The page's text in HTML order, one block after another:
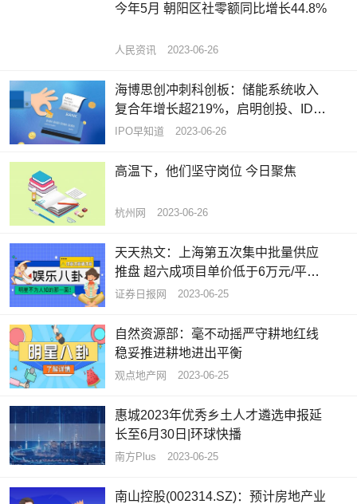
今年5月 朝阳区社零额同比增长44.8%
人民资讯 2023-06-26
海博思创冲刺科创板：储能系统收入
复合年增长超219%，启明创投、IDG
为股东 每日速讯
IPO早知道 2023-06-26
高温下，他们坚守岗位 今日聚焦
杭州网 2023-06-26
天天热文：上海第五次集中批量供应
推盘 超六成项目单价低于6万元/平方
米
证券日报网 2023-06-25
自然资源部：毫不动摇严守耕地红线
稳妥推进耕地进出平衡
观点地产网 2023-06-25
惠城2023年优秀乡土人才遴选申报延
长至6月30日|环球快播
南方Plus 2023-06-25
南山控股(002314.SZ)：预计房地产业